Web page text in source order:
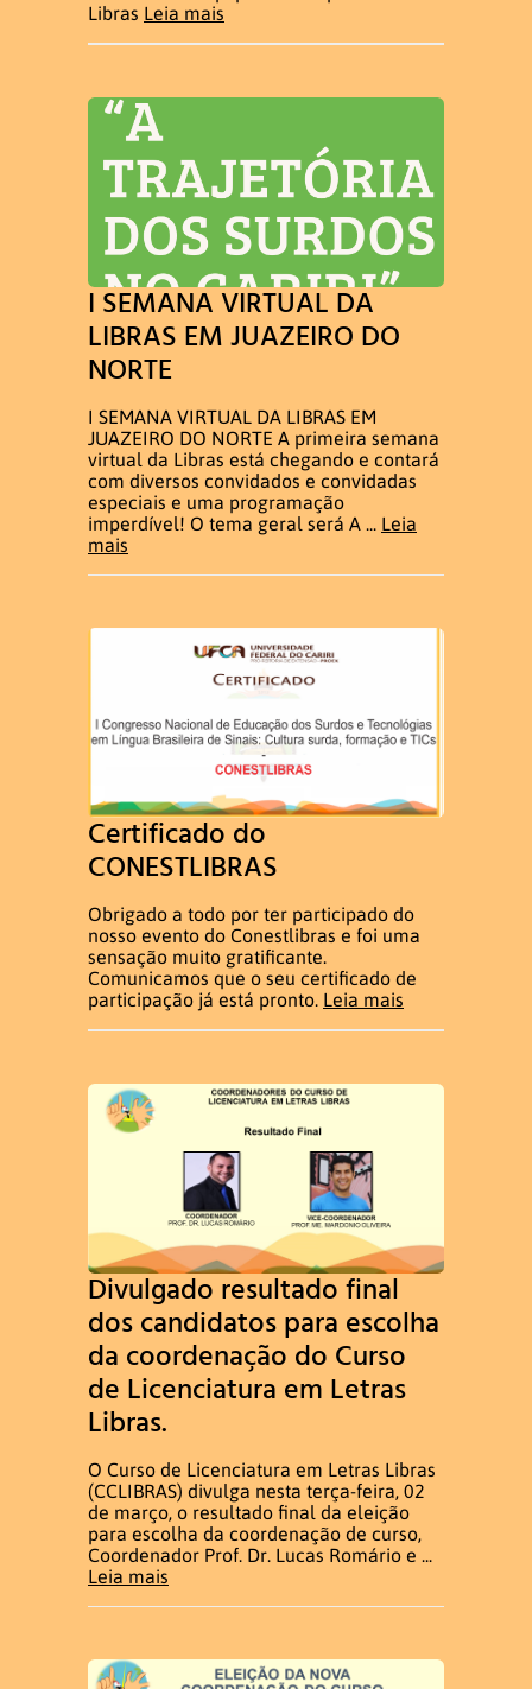
Libras Leia mais
I SEMANA VIRTUAL DA
LIBRAS EM JUAZEIRO DO
NORTE
I SEMANA VIRTUAL DA LIBRAS EM
JUAZEIRO DO NORTE A primeira semana
virtual da Libras está chegando e contará
com diversos convidados e convidadas
especiais e uma programação
imperdível! O tema geral será A ... Leia
mais
Certificado do
CONESTLIBRAS
Obrigado a todo por ter participado do
nosso evento do Conestlibras e foi uma
sensação muito gratificante.
Comunicamos que o seu certificado de
participação já está pronto. Leia mais
Divulgado resultado final
dos candidatos para escolha
da coordenação do Curso
de Licenciatura em Letras
Libras.
O Curso de Licenciatura em Letras Libras
(CCLIBRAS) divulga nesta terça-feira, 02
de março, o resultado final da eleição
para escolha da coordenação de curso,
Coordenador Prof. Dr. Lucas Romário e ...
Leia mais